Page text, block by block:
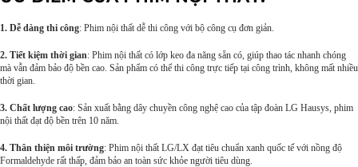
1. Dễ dàng thi công: Phim nội thất dễ thi công với bộ công cụ đơn giản.
2. Tiết kiệm thời gian: Phim nội thất có lớp keo đa năng sẵn có, giúp thao tác nhanh chóng
mà vẫn đảm bảo độ bền cao. Sản phẩm có thể thi công trực tiếp tại công trình, không mất nhiều
thời gian.
3. Chất lượng cao: Sản xuất bằng dây chuyền công nghệ cao của tập đoàn LG Hausys, phim
nội thất đạt độ bền trên 10 năm.
4. Thân thiện môi trường: Phim nội thất LG/LX đạt tiêu chuẩn xanh quốc tế với nồng độ
Formaldehyde rất thấp, đảm bảo an toàn sức khỏe người tiêu dùng.